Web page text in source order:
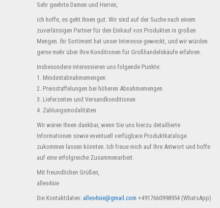
Sehr geehrte Damen und Herren,
ich hoffe, es geht Ihnen gut. Wir sind auf der Suche nach einem
zuverlässigen Partner für den Einkauf von Produkten in großen
Mengen. Ihr Sortiment hat unser Interesse geweckt, und wir würden
gerne mehr über Ihre Konditionen für Großhandelskäufe erfahren.
Insbesondere interessieren uns folgende Punkte:
1. Mindestabnahmemengen
2. Preisstaffelungen bei höheren Abnahmemengen
3. Lieferzeiten und Versandkonditionen
4. Zahlungsmodalitäten
Wir wären Ihnen dankbar, wenn Sie uns hierzu detaillierte
Informationen sowie eventuell verfügbare Produktkataloge
zukommen lassen könnten. Ich freue mich auf Ihre Antwort und hoffe
auf eine erfolgreiche Zusammenarbeit.
Mit freundlichen Grüßen,
alles4sie
Die Kontaktdaten: alles4sie@gmail.com +4917660998954 (WhatsApp)